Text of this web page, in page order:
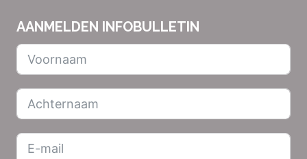
AANMELDEN INFOBULLETIN